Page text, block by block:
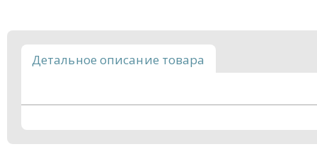
Детальное описание товара